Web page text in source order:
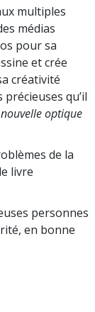
multiples
médias
pour sa
et crée
créativité
qu’il
optique
de la
livre
personnes
en bonne